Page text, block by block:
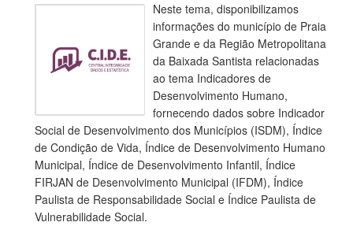
Neste tema, disponibilizamos
informações do município de Praia
Grande e da Região Metropolitana
da Baixada Santista relacionadas
ao tema Indicadores de
Desenvolvimento Humano,
fornecendo dados sobre Indicador
Social de Desenvolvimento dos Municípios (ISDM), Índice
de Condição de Vida, Índice de Desenvolvimento Humano
Municipal, Índice de Desenvolvimento Infantil, Índice
FIRJAN de Desenvolvimento Municipal (IFDM), Índice
Paulista de Responsabilidade Social e Índice Paulista de
Vulnerabilidade Social.